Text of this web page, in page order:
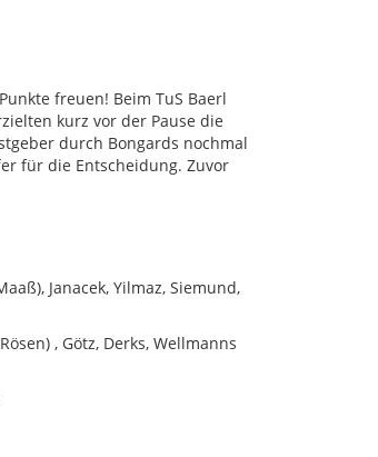
freuen! Beim TuS Baerl
kurz vor der Pause die
durch Bongards nochmal
für die Entscheidung. Zuvor
Janacek, Yilmaz, Siemund,
, Götz, Derks, Wellmanns